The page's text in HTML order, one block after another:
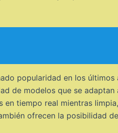
popularidad en los
de modelos que se adaptan
en tiempo real mientras
ofrecen la posibilidad